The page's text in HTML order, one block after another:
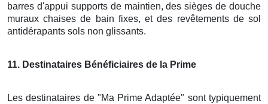
barres d'appui supports de maintien, des sièges de douche
muraux chaises de bain fixes, et des revêtements de sol
antidérapants sols non glissants.
11. Destinataires Bénéficiaires de la Prime
Les destinataires de "Ma Prime Adaptée" sont typiquement